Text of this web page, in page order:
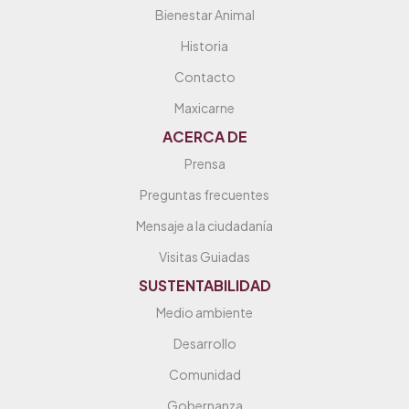
Bienestar Animal
Historia
Contacto
Maxicarne
ACERCA DE
Prensa
Preguntas frecuentes
Mensaje a la ciudadanía
Visitas Guiadas
SUSTENTABILIDAD
Medio ambiente
Desarrollo
Comunidad
Gobernanza